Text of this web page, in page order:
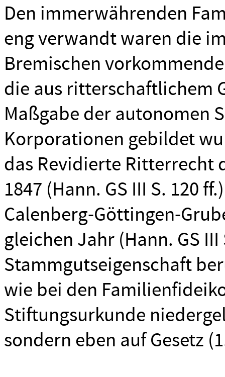
Den immerwährenden
eng verwandt waren die
Bremischen
die aus ritterschaftlichem
Maßgabe der autonomen
Korporationen gebildet
das Revidierte Ritterrecht
1847 (Hann. GS III S. 120
Calenberg-Göttingen-
gleichen Jahr (Hann. GS III
Stammgutseigenschaft
wie bei den
Stiftungsurkunde
sondern eben auf Gesetz